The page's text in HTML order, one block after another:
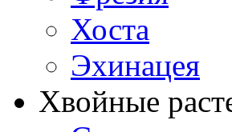
Хоста
Эхинацея
Хвойные